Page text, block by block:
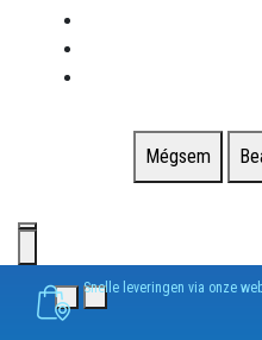
Mégsem
Snelle leveringen via onze